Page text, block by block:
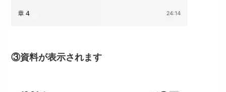
③資料が表示されます